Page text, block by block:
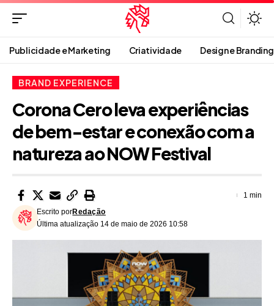
Publicidade e Marketing Criatividade Design e Branding
BRAND EXPERIENCE
Corona Cero leva experiências
de bem-estar e conexão com a
natureza ao NOW Festival
Última atualização 14 de maio de 2026 10:58
Escrito porRedação
1 min